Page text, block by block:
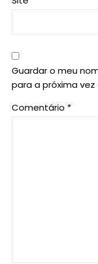
Guardar o meu
para a próxima
Comentário *